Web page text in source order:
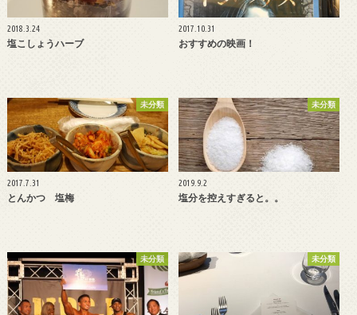
2018.3.24
塩こしょうハーブ
2017.10.31
おすすめの映画！
未分類
2017.7.31
とんかつ 塩梅
未分類
2019.9.2
塩分を控えすぎると。。
未分類 未分類